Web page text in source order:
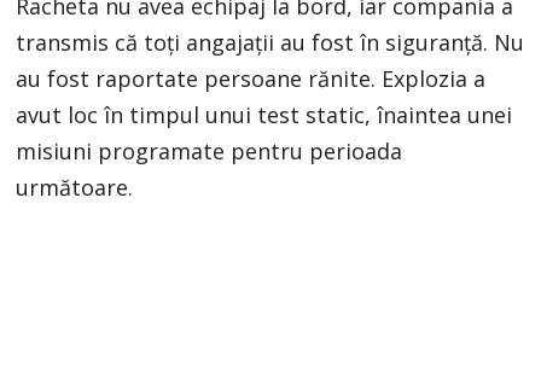
Racheta nu avea echipaj la bord, iar compania a
transmis că toți angajații au fost în siguranță. Nu
au fost raportate persoane rănite. Explozia a
avut loc în timpul unui test static, înaintea unei
misiuni programate pentru perioada
următoare.